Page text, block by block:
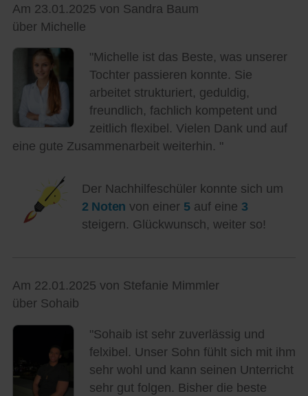
Am 23.01.2025 von Sandra Baum
über Michelle
"Michelle ist das Beste, was unserer
Tochter passieren konnte. Sie
arbeitet strukturiert, geduldig,
freundlich, fachlich kompetent und
zeitlich flexibel. Vielen Dank und auf
eine gute Zusammenarbeit weiterhin. "
Der Nachhilfeschüler konnte sich um
2 Noten von einer 5auf eine 3
steigern. Glückwunsch, weiter so!
Am 22.01.2025 von Stefanie Mimmler
über Sohaib
"Sohaib ist sehr zuverlässig und
felxibel. Unser Sohn fühlt sich mit ihm
sehr wohl und kann seinen Unterricht
sehr gut folgen. Bisher die beste